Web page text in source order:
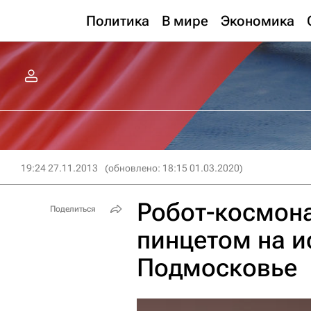
Политика В мире Экономика
19:24 27.11.2013 (обновлено: 18:15 01.03.2020)
Робот-
пинцетом на
Подмосковье
Поделиться